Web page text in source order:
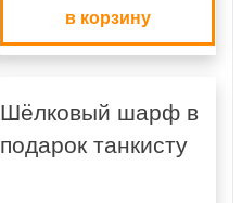
в корзину
Шёлковый шарф в
подарок танкисту